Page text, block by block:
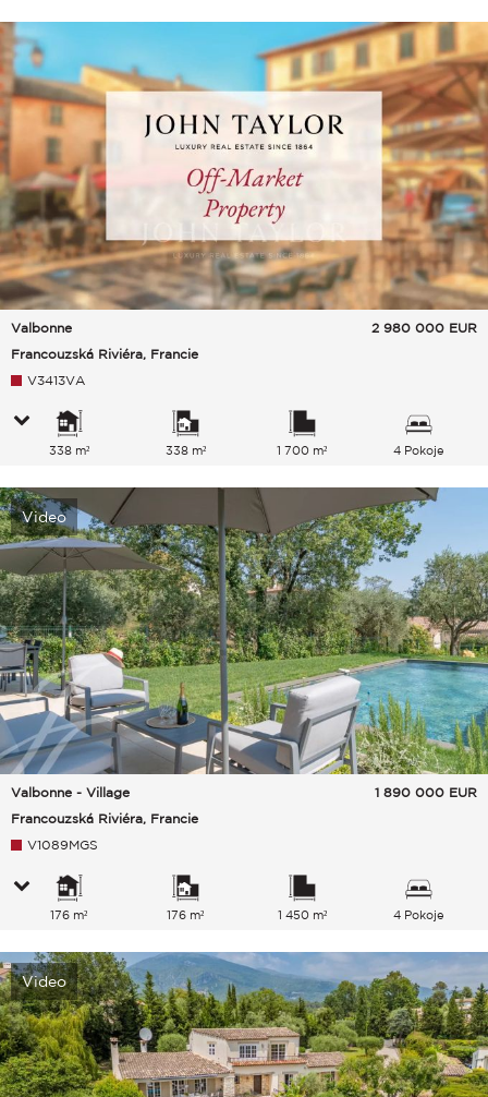
Valbonne
Francouzská Riviéra, Francie
2 980 000 EUR
V3413VA
338 m² 338 m² 1 700 m² 4 Pokoje
Video
Valbonne - Village
Francouzská Riviéra, Francie
1 890 000 EUR
V1089MGS
176 m² 176 m² 1 450 m² 4 Pokoje
Video